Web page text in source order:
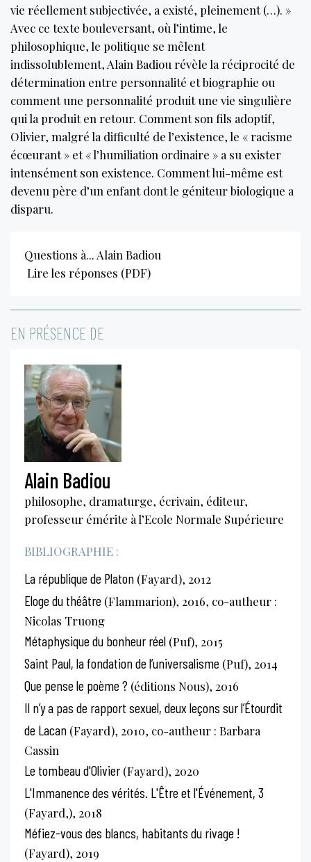
vie réellement subjectivée, a existé, pleinement (…). »
Avec ce texte bouleversant, où l’intime, le
philosophique, le politique se mêlent
indissolublement, Alain Badiou révèle la réciprocité de
détermination entre personnalité et biographie ou
comment une personnalité produit une vie singulière
qui la produit en retour. Comment son fils adoptif,
Olivier, malgré la difficulté de l’existence, le « racisme
écœurant » et « l’humiliation ordinaire » a su exister
intensément son existence. Comment lui-même est
devenu père d’un enfant dont le géniteur biologique a
disparu.
Questions à... Alain Badiou
Lire les réponses (PDF)
EN PRÉSENCE DE
Alain Badiou
philosophe, dramaturge, écrivain, éditeur,
professeur émérite à l’Ecole Normale Supérieure
BIBLIOGRAPHIE :
La république de Platon (Fayard), 2012
Eloge du théâtre (Flammarion), 2016, co-autheur :
Nicolas Truong
Métaphysique du bonheur réel (Puf), 2015
Saint Paul, la fondation de l’universalisme (Puf), 2014
Que pense le poème ? (éditions Nous), 2016
Il n’y a pas de rapport sexuel, deux leçons sur l’Étourdit
de Lacan (Fayard), 2010, co-autheur : Barbara
Cassin
Le tombeau d'Olivier (Fayard), 2020
L'Immanence des vérités. L'Être et l'Événement, 3
(Fayard,), 2018
Méfiez-vous des blancs, habitants du rivage !
(Fayard), 2019